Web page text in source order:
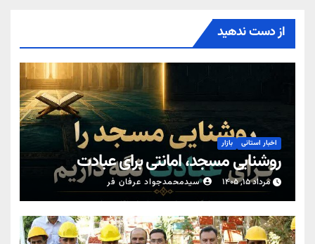
از دست ندهید
اخبار استانی بازار
روشنایی مسجد، امانتی برای عبادت
مرداد ۱۵, ۱۴۰۵ سیدمحمدجواد عرفان فر